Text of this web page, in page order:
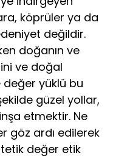
köprüler ya da
değildir.
doğanın ve
ve doğal
yüklü bu
güzel yollar,
etmektir. Ne
göz ardı edilerek
değer etik